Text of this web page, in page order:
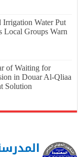
Water Put
Local Groups Warn
of Waiting for
in Douar Al-Qliaa
Solution